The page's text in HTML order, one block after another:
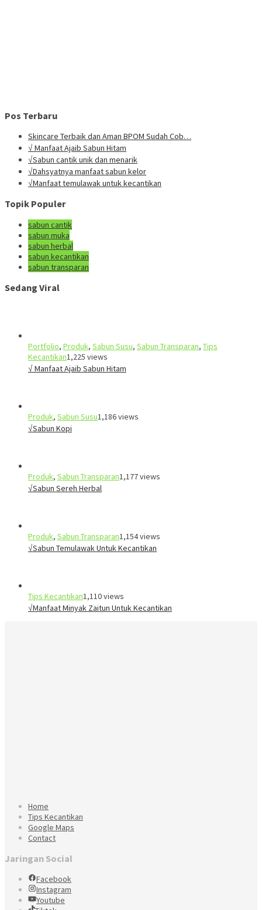
Pos Terbaru
Skincare Terbaik dan Aman BPOM Sudah Cob…
√ Manfaat Ajaib Sabun Hitam
√Sabun cantik unik dan menarik
√Dahsyatnya manfaat sabun kelor
√Manfaat temulawak untuk kecantikan
Topik Populer
sabun cantik
sabun muka
sabun herbal
sabun kecantikan
sabun transparan
Sedang Viral
Portfolio, Produk, Sabun Susu, Sabun Transparan, Tips
Kecantikan1,225 views
√ Manfaat Ajaib Sabun Hitam
Produk, Sabun Susu1,186 views
√Sabun Kopi
Produk, Sabun Transparan1,177 views
√Sabun Sereh Herbal
Produk, Sabun Transparan1,154 views
√Sabun Temulawak Untuk Kecantikan
Tips Kecantikan1,110 views
√Manfaat Minyak Zaitun Untuk Kecantikan
Home
Tips Kecantikan
Google Maps
Contact
Jaringan Social
Facebook
Instagram
Youtube